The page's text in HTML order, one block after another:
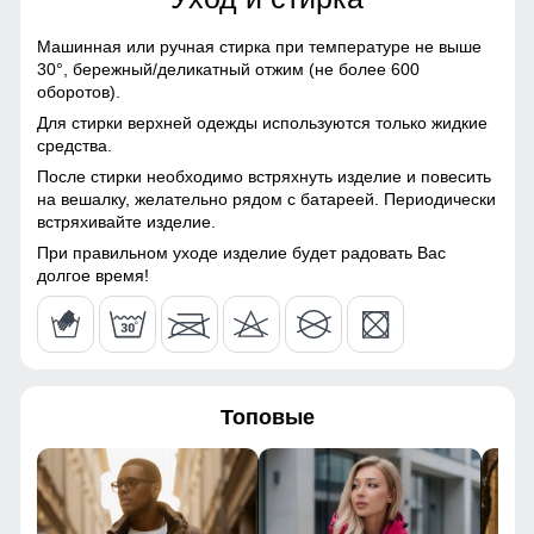
С диапазоном рабочих температур от +5° до +20°С и
универсальным размерным рядом от 155 до 200 см, эта
куртка станет надежным спутником в любых
приключениях.
Ветрозащитная планка
55
56
62
Болонь
Материал подкладки
куртки
100% полиэстер
Материал подкладки
воротника
100% полиэстер
Материал подкладки
капюшона
100% полиэстер
Материал наполнителя
Особенность ткани
Плотная мембранная
ткань
Конструктивные особенности
Покрой
Машинная или ручная стирка при температуре не выше
30°, бережный/деликатный отжим (не более 600
оборотов).
Для стирки верхней одежды используются только жидкие
средства.
После стирки необходимо встряхнуть изделие и повесить
на вешалку, желательно рядом с батареей. Периодически
встряхивайте изделие.
При правильном уходе изделие будет радовать Вас
долгое время!
Топовые